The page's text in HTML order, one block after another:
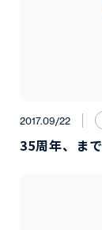
2017.09/22
35周年、ま